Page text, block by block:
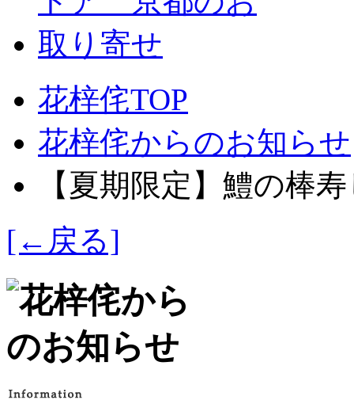
花梓侘TOP
花梓侘からのお知らせ
【夏期限定】鱧の棒
[←戻る]